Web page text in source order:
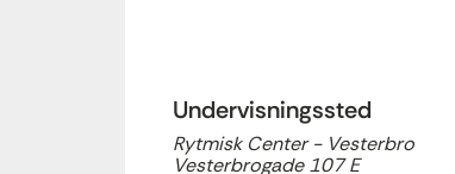
Undervisningssted
Rytmisk Center - Vesterbro
Vesterbrogade 107 E